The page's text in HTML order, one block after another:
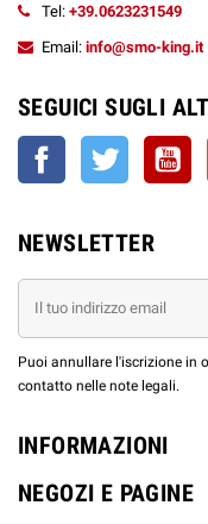
Tel: +39.0623231549
Email: info@smo-king.it
SEGUICI SUGLI
Facebook Twitter
NEWSLETTER
Puoi annullare l'iscrizione in
contatto nelle note legali.
INFORMAZIONI
NEGOZI E PAGINE